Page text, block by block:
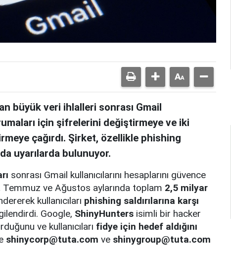
büyük veri ihlalleri sonrası Gmail
için şifrelerini değiştirmeye ve iki
çağırdı. Şirket, özellikle phishing
uyarılarda bulunuyor.
sonrası Gmail kullanıcılarını hesaplarını güvence
Temmuz ve Ağustos aylarında toplam 2,5 milyar
kullanıcıları phishing saldırılarına karşı
Google, ShinyHunters isimli bir hacker
ve kullanıcıları fidye için hedef aldığını
shinycorp@tuta.com ve shinygroup@tuta.com